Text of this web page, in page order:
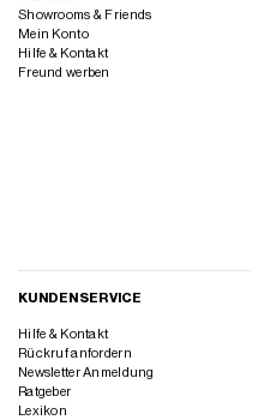
Showrooms & Friends
Mein Konto
Hilfe & Kontakt
Freund werben
KUNDENSERVICE
Hilfe & Kontakt
Rückruf anfordern
Newsletter Anmeldung
Ratgeber
Lexikon